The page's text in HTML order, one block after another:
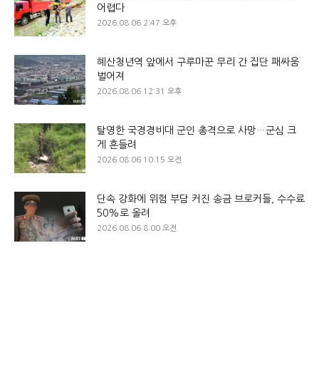
어렵다
2026.08.06 2:47 오후
혜산청년역 앞에서 구루마꾼 무리 간 집단 패싸움
벌어져
2026.08.06 12:31 오후
탈영한 국경경비대 군인 총격으로 사망…군심 크
게 흔들려
2026.08.06 10:15 오전
단속 강화에 위험 부담 커진 송금 브로커들, 수수료
50%로 올려
2026.08.06 8:00 오전